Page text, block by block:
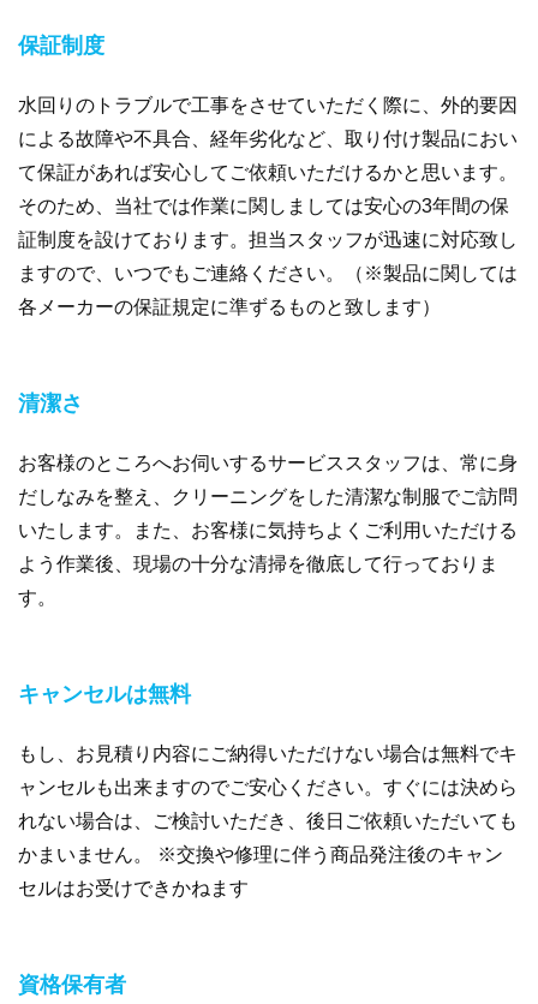
保証制度
水回りのトラブルで工事をさせていただく際に、外的要因
による故障や不具合、経年劣化など、取り付け製品におい
て保証があれば安心してご依頼いただけるかと思います。
そのため、当社では作業に関しましては安心の3年間の保
証制度を設けております。担当スタッフが迅速に対応致し
ますので、いつでもご連絡ください。（※製品に関しては
各メーカーの保証規定に準ずるものと致します）
清潔さ
お客様のところへお伺いするサービススタッフは、常に身
だしなみを整え、クリーニングをした清潔な制服でご訪問
いたします。また、お客様に気持ちよくご利用いただける
よう作業後、現場の十分な清掃を徹底して行っておりま
す。
キャンセルは無料
もし、お見積り内容にご納得いただけない場合は無料でキ
ャンセルも出来ますのでご安心ください。すぐには決めら
れない場合は、ご検討いただき、後日ご依頼いただいても
かまいません。 ※交換や修理に伴う商品発注後のキャン
セルはお受けできかねます
資格保有者